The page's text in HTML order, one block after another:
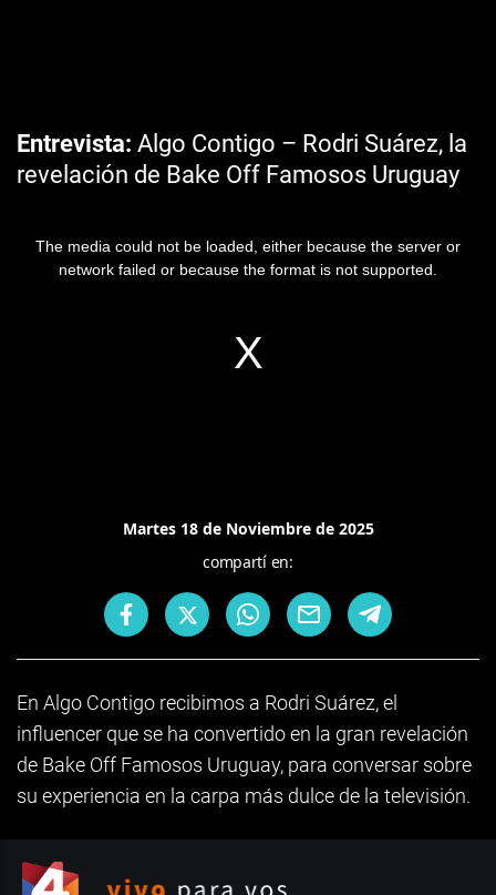
Entrevista Algo Contigo – Rodri Suárez, la
revelación de Bake Off Famosos Uruguay
The media could not be loaded, either because the server or
network failed or because the format is not supported.
Martes 18 de Noviembre de 2025
compartí en:
En Algo Contigo recibimos a Rodri Suárez, el
influencer que se ha convertido en la gran revelación
de Bake Off Famosos Uruguay, para conversar sobre
su experiencia en la carpa más dulce de la televisión.